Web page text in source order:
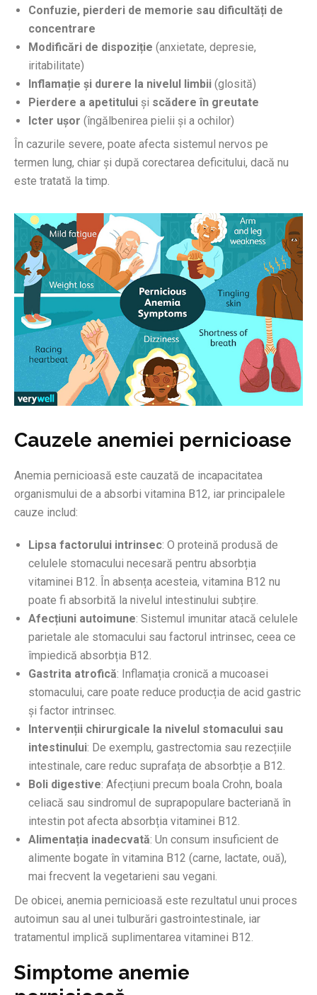
Confuzie, pierderi de memorie sau dificultăți de
concentrare
Modificări de dispoziție (anxietate, depresie,
iritabilitate)
Inflamație și durere la nivelul limbii (glosită)
Pierdere a apetitului și scădere în greutate
Icter ușor (îngălbenirea pielii și a ochilor)
În cazurile severe, poate afecta sistemul nervos pe
termen lung, chiar și după corectarea deficitului, dacă nu
este tratată la timp.
Cauzele anemiei pernicioase
Anemia pernicioasă este cauzată de incapacitatea
organismului de a absorbi vitamina B12, iar principalele
cauze includ:
Lipsa factorului intrinsec: O proteină produsă de
celulele stomacului necesară pentru absorbția
vitaminei B12. În absența acesteia, vitamina B12 nu
poate fi absorbită la nivelul intestinului subțire.
Afecțiuni autoimune: Sistemul imunitar atacă celulele
parietale ale stomacului sau factorul intrinsec, ceea ce
împiedică absorbția B12.
Gastrita atrofică: Inflamația cronică a mucoasei
stomacului, care poate reduce producția de acid gastric
și factor intrinsec.
Intervenții chirurgicale la nivelul stomacului sau
intestinului: De exemplu, gastrectomia sau rezecțiile
intestinale, care reduc suprafața de absorbție a B12.
Boli digestive: Afecțiuni precum boala Crohn, boala
celiacă sau sindromul de suprapopulare bacteriană în
intestin pot afecta absorbția vitaminei B12.
Alimentația inadecvată: Un consum insuficient de
alimente bogate în vitamina B12 (carne, lactate, ouă),
mai frecvent la vegetarieni sau vegani.
De obicei, anemia pernicioasă este rezultatul unui proces
autoimun sau al unei tulburări gastrointestinale, iar
tratamentul implică suplimentarea vitaminei B12.
Simptome anemie